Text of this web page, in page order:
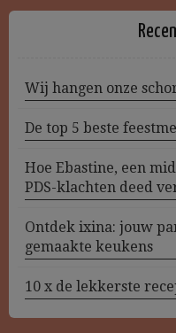
Wij hangen onze
De top 5 beste
Hoe Ebastine, een
PDS-klachten deed
Ontdek ixina: jouw
gemaakte keukens
10 x de lekkerste